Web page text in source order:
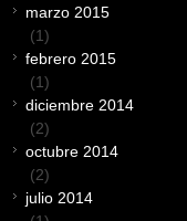
marzo 2015
(1)
febrero 2015
(1)
diciembre 2014
(2)
octubre 2014
(2)
julio 2014